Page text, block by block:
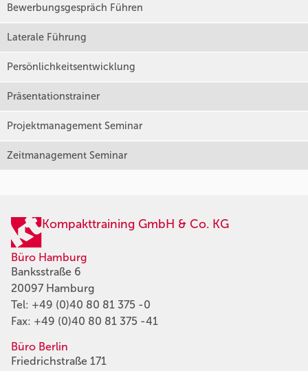
Bewerbungsgespräch Führen
Laterale Führung
Persönlichkeitsentwicklung
Präsentationstrainer
Projektmanagement Seminar
Zeitmanagement Seminar
Kompakttraining GmbH & Co. KG
Büro Hamburg
Banksstraße 6
20097 Hamburg
Tel: +49 (0)40 80 81 375 -0
Fax: +49 (0)40 80 81 375 -41
Büro Berlin
Friedrichstraße 171